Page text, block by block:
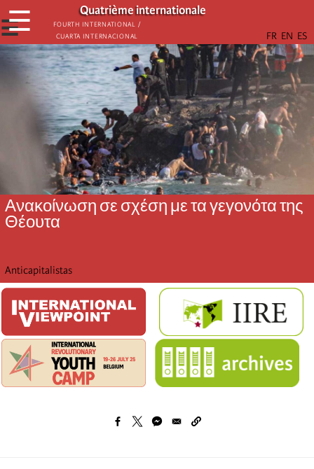
Παράκαμψη
προς
το
κυρίως
περιεχόμενο
Quatrième internationale
Fourth International /
Cuarta Internacional
☰
☰
Ανακοίνωση σε σχέση με τα γεγονότα της
Θέουτα
Anticapitalistas